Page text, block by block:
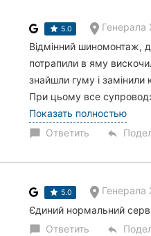
5.0 Генерала
Відмінний шиномонтаж,
потрапили в яму
знайшли гуму і замінили
При цьому все
Показать полностью
chat_bubble Ответить reply
5.0 Генерала
Єдиний нормальний
chat_bubble Ответить reply